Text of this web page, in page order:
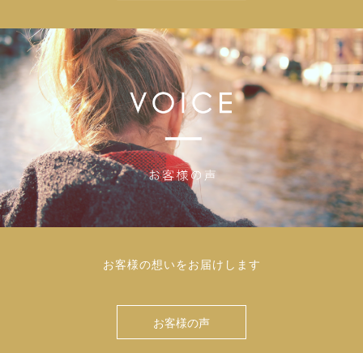
お客様の想いをお届けします
お客様の声